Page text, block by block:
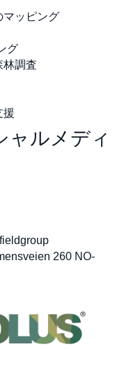
マッピング
グ
林調査
援
ャルメディ
260 NO-